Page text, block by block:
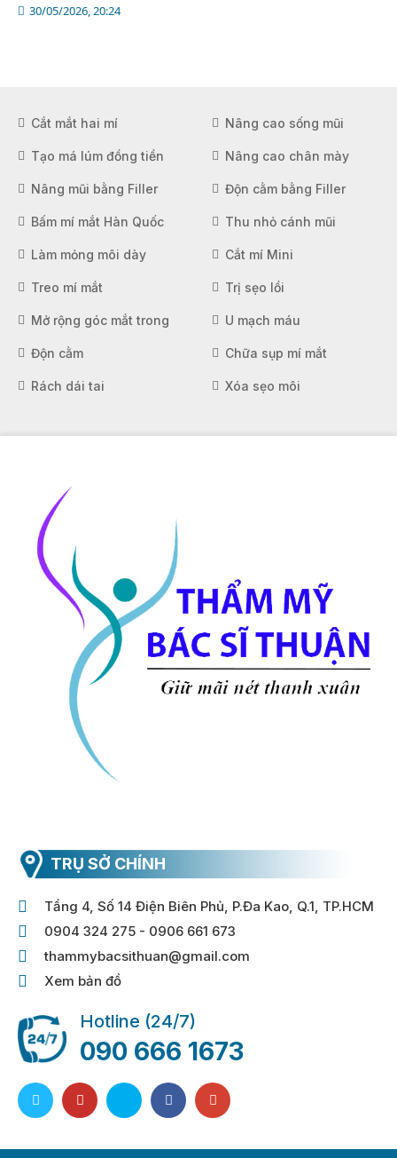
30/05/2026, 20:24
Cắt mắt hai mí Nâng cao sống mũi
Tạo má lúm đồng tiền Nâng cao chân mày
Nâng mũi bằng Filler Độn cằm bằng Filler
Bấm mí mắt Hàn Quốc Thu nhỏ cánh mũi
Làm mỏng môi dày Cắt mí Mini
Treo mí mắt Trị sẹo lồi
Mở rộng góc mắt trong U mạch máu
Độn cằm Chữa sụp mí mắt
Rách dái tai Xóa sẹo môi
TRỤ SỞ CHÍNH
Tầng 4, Số 14 Điện Biên Phủ, P.Đa Kao, Q.1, TP.HCM
0904 324 275 - 0906 661 673
thammybacsithuan@gmail.com
Xem bản đồ
Hotline (24/7)
090 666 1673